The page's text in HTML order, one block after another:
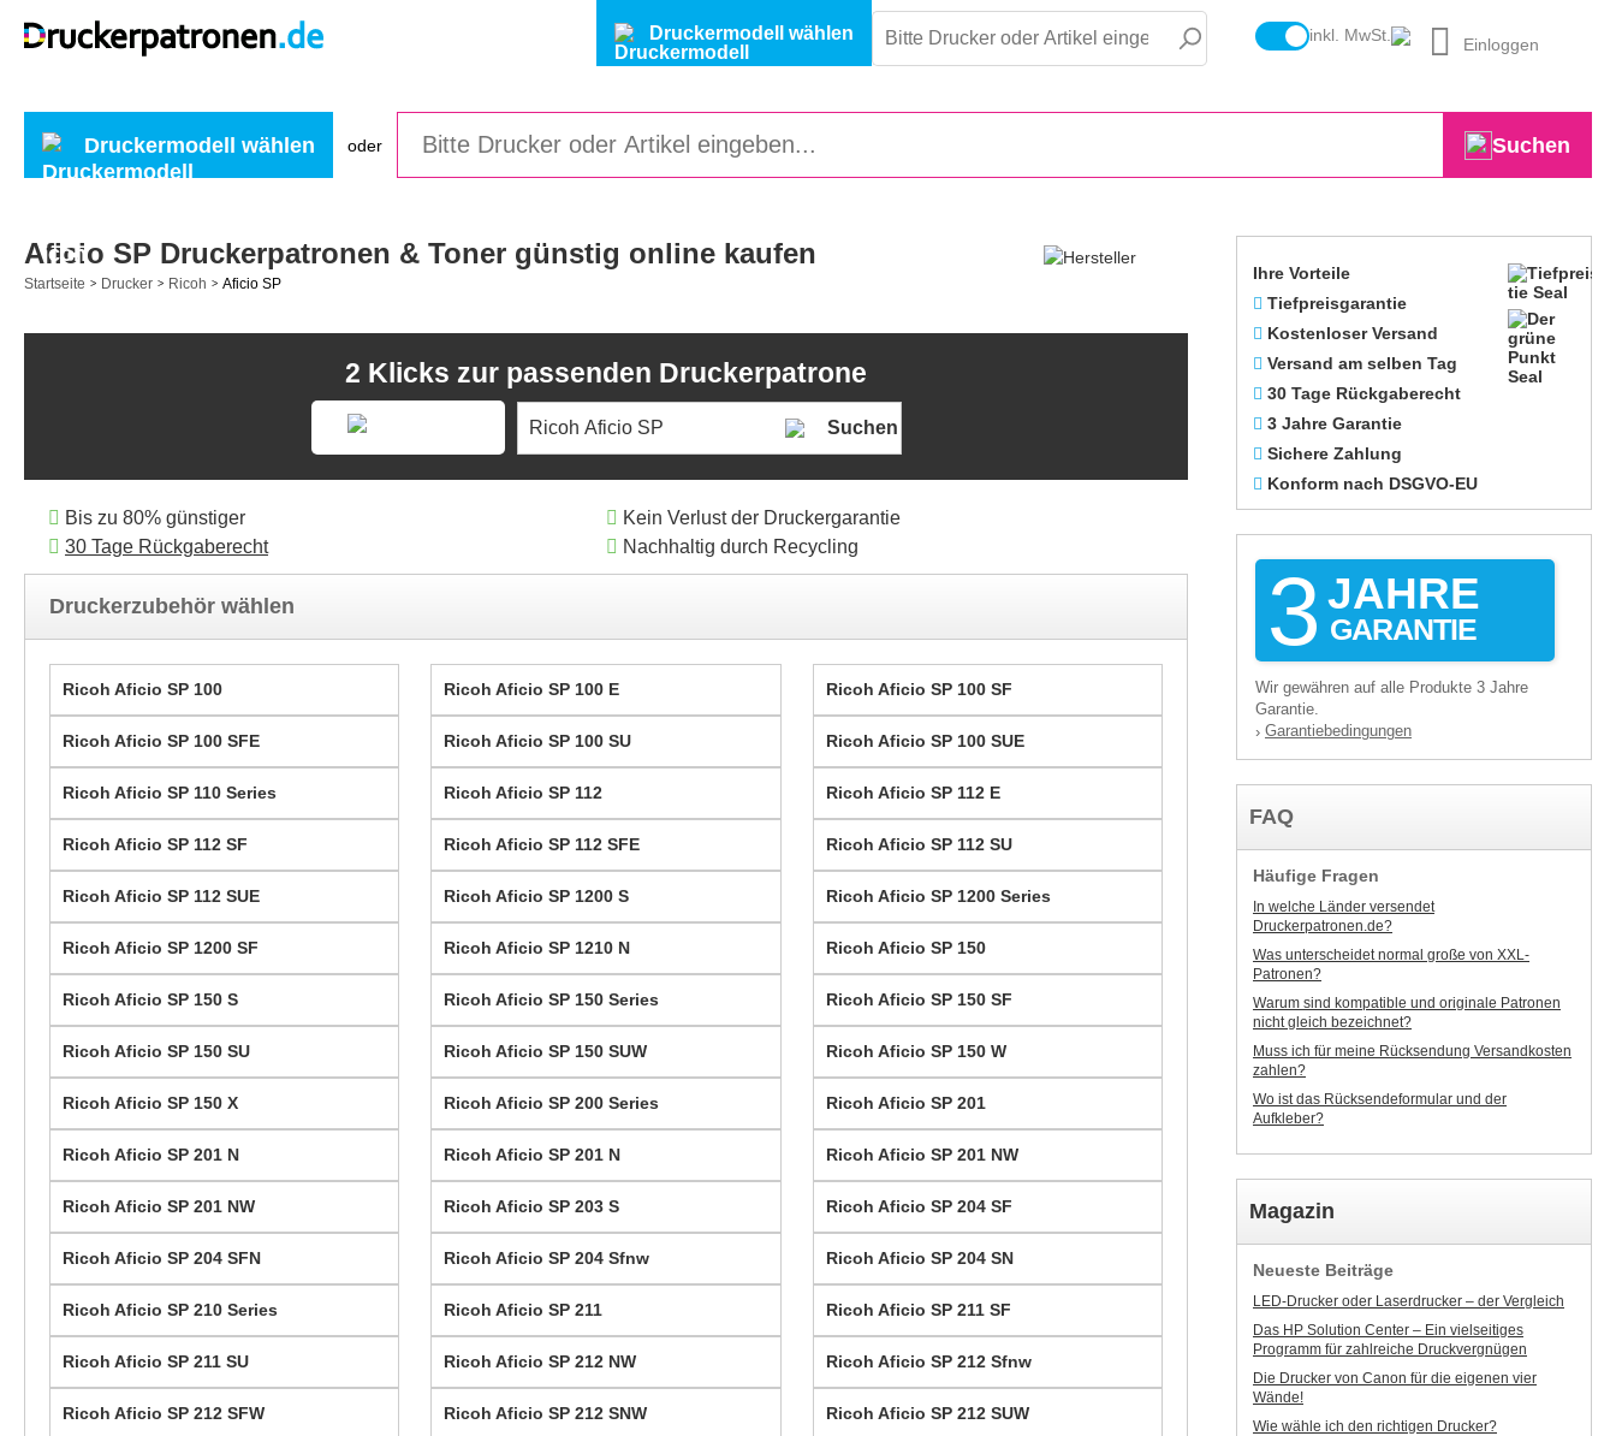
Druckermodell wählen inkl. MwSt. Einloggen
Druckermodell wählen oder Suchen
Ihre Vorteile
Tiefpreisgarantie
Kostenloser Versand
Versand am selben Tag
30 Tage Rückgaberecht
3 Jahre Garantie
Sichere Zahlung
Konform nach DSGVO-EU
3 JAHRE
GARANTIE
Wir gewähren auf alle Produkte 3 Jahre
Garantie.
› Garantiebedingungen
FAQ
Häufige Fragen
In welche Länder versendet
Druckerpatronen.de?
Was unterscheidet normal große von XXL-
Patronen?
Warum sind kompatible und originale Patronen
nicht gleich bezeichnet?
Muss ich für meine Rücksendung Versandkosten
zahlen?
Wo ist das Rücksendeformular und der
Aufkleber?
Magazin
Neueste Beiträge
LED-Drucker oder Laserdrucker – der Vergleich
Das HP Solution Center – Ein vielseitiges
Programm für zahlreiche Druckvergnügen
Die Drucker von Canon für die eigenen vier
Wände!
Wie wähle ich den richtigen Drucker?
Aficio SP Druckerpatronen & Toner günstig online kaufen
Startseite > Drucker > Ricoh > Aficio SP
2 Klicks zur passenden Druckerpatrone
Suchen
Bis zu 80% günstiger
Kein Verlust der Druckergarantie
30 Tage Rückgaberecht
Nachhaltig durch Recycling
Druckerzubehör wählen
Ricoh Aficio SP 100 Ricoh Aficio SP 100 E Ricoh Aficio SP 100 SF
Ricoh Aficio SP 100 SFE Ricoh Aficio SP 100 SU Ricoh Aficio SP 100 SUE
Ricoh Aficio SP 110 Series Ricoh Aficio SP 112 Ricoh Aficio SP 112 E
Ricoh Aficio SP 112 SF Ricoh Aficio SP 112 SFE Ricoh Aficio SP 112 SU
Ricoh Aficio SP 112 SUE Ricoh Aficio SP 1200 S Ricoh Aficio SP 1200 Series
Ricoh Aficio SP 1200 SF Ricoh Aficio SP 1210 N Ricoh Aficio SP 150
Ricoh Aficio SP 150 S Ricoh Aficio SP 150 Series Ricoh Aficio SP 150 SF
Ricoh Aficio SP 150 SU Ricoh Aficio SP 150 SUW Ricoh Aficio SP 150 W
Ricoh Aficio SP 150 X Ricoh Aficio SP 200 Series Ricoh Aficio SP 201
Ricoh Aficio SP 201 N Ricoh Aficio SP 201 N Ricoh Aficio SP 201 NW
Ricoh Aficio SP 201 NW Ricoh Aficio SP 203 S Ricoh Aficio SP 204 SF
Ricoh Aficio SP 204 SFN Ricoh Aficio SP 204 Sfnw Ricoh Aficio SP 204 SN
Ricoh Aficio SP 210 Series Ricoh Aficio SP 211 Ricoh Aficio SP 211 SF
Ricoh Aficio SP 211 SU Ricoh Aficio SP 212 NW Ricoh Aficio SP 212 Sfnw
Ricoh Aficio SP 212 SFW Ricoh Aficio SP 212 SNW Ricoh Aficio SP 212 SUW